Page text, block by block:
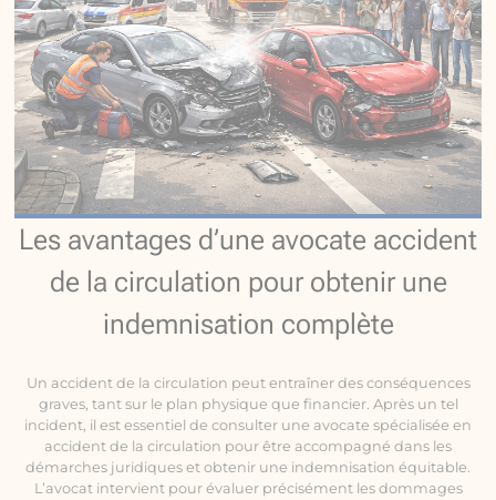
Les avantages d’une avocate accident
de la circulation pour obtenir une
indemnisation complète
Un accident de la circulation peut entraîner des conséquences
graves, tant sur le plan physique que financier. Après un tel
incident, il est essentiel de consulter une avocate spécialisée en
accident de la circulation pour être accompagné dans les
démarches juridiques et obtenir une indemnisation équitable.
L’avocat intervient pour évaluer précisément les dommages